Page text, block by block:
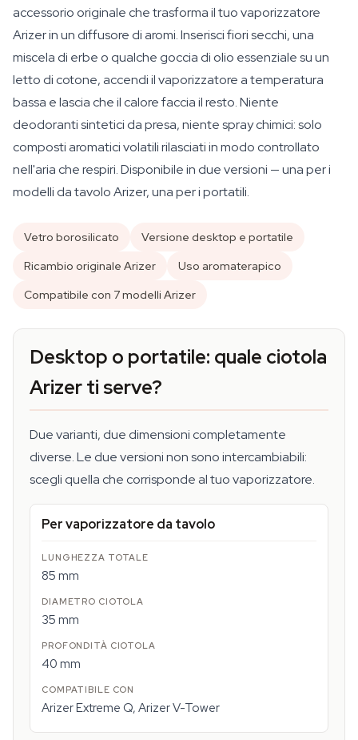
accessorio originale che trasforma il tuo vaporizzatore
Arizer in un diffusore di aromi. Inserisci fiori secchi, una
miscela di erbe o qualche goccia di olio essenziale su un
letto di cotone, accendi il vaporizzatore a temperatura
bassa e lascia che il calore faccia il resto. Niente
deodoranti sintetici da presa, niente spray chimici: solo
composti aromatici volatili rilasciati in modo controllato
nell'aria che respiri. Disponibile in due versioni — una per i
modelli da tavolo Arizer, una per i portatili.
Vetro borosilicato
Versione desktop e portatile
Ricambio originale Arizer
Uso aromaterapico
Compatibile con 7 modelli Arizer
Desktop o portatile: quale ciotola
Arizer ti serve?
Due varianti, due dimensioni completamente
diverse. Le due versioni non sono intercambiabili:
scegli quella che corrisponde al tuo vaporizzatore.
Per vaporizzatore da tavolo
85 mm
35 mm
40 mm
Arizer Extreme Q, Arizer V-Tower